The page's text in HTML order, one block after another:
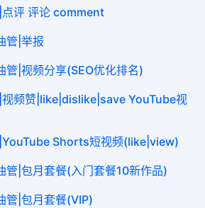
评 评论 comment
管|举报
|视频分享(SEO优化排名)
频赞|like|dislike|save YouTube视
Shorts短视频(like|view)
|包月套餐(入门套餐10新作品)
|包月套餐(VIP)